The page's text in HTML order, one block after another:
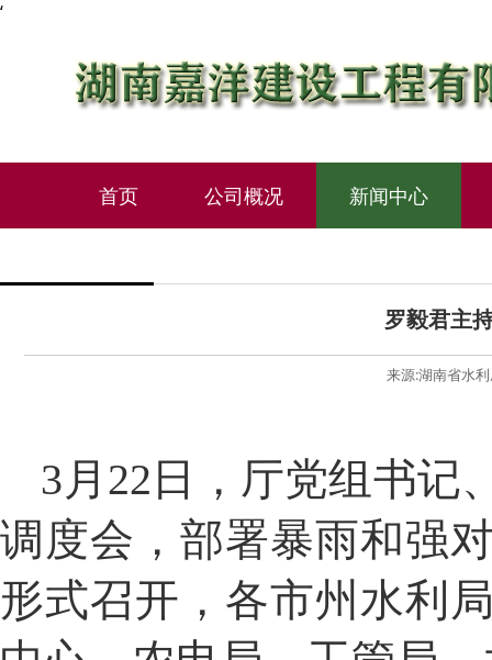
‘
首页 公司概况 新闻中心
罗毅君主
来源:湖南省水
3月 22 日，厅党组书记
调度会，部署暴雨和强
形式召开，各市州水利